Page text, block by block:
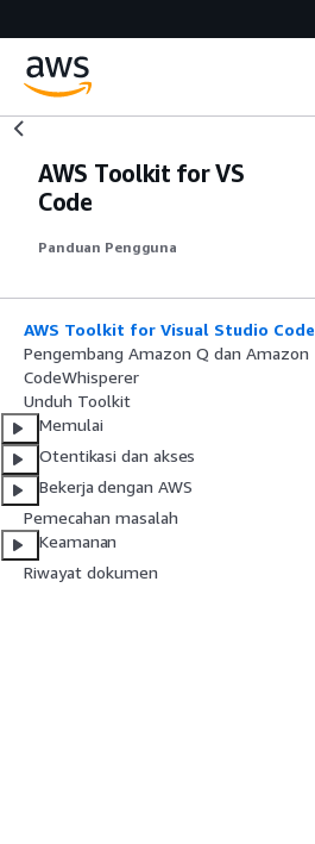
AWS Toolkit for VS
Code
Panduan Pengguna
AWS Toolkit for Visual Studio Code
Pengembang Amazon Q dan Amazon
CodeWhisperer
Unduh Toolkit
Memulai
Otentikasi dan akses
Bekerja dengan AWS
Pemecahan masalah
Keamanan
Riwayat dokumen